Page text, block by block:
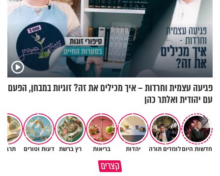
פגיעה עצמית וחרדות – איך מכילים את זה? זוגיות במבחן, הפעם
עם יהודית ואלתר כהן
חדשות היוםלומדים תורה יהדות בריאות רץ ברשת דעות וטורים
קצרים
עצות נפלאות לחינוך ילדים